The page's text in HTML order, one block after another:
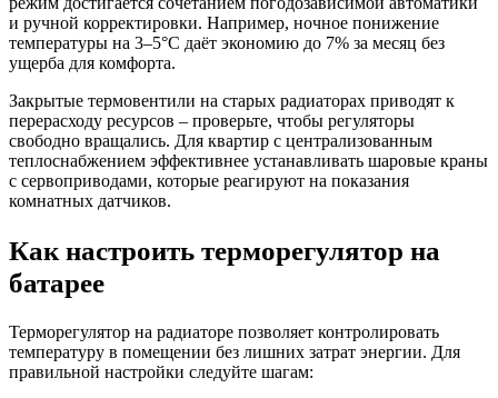
и ручной корректировки. Например, ночное понижение
температуры на 3–5°C даёт экономию до 7% за месяц без
ущерба для комфорта.
Закрытые термовентили на старых радиаторах приводят к
перерасходу ресурсов – проверьте, чтобы регуляторы
свободно вращались. Для квартир с централизованным
теплоснабжением эффективнее устанавливать шаровые краны
с сервоприводами, которые реагируют на показания
комнатных датчиков.
Как настроить терморегулятор на
батарее
Терморегулятор на радиаторе позволяет контролировать
температуру в помещении без лишних затрат энергии. Для
правильной настройки следуйте шагам: